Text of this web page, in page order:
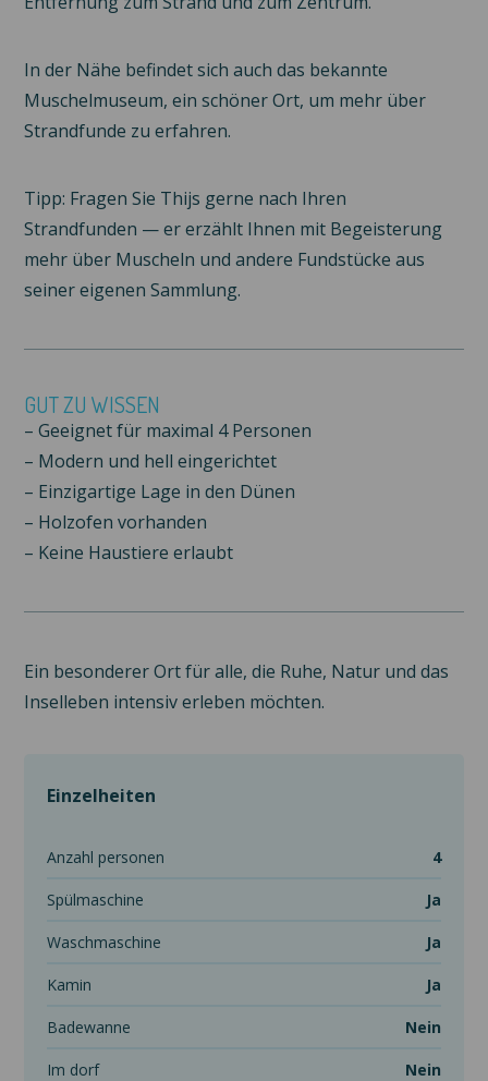
In der Nähe befindet sich auch das bekannte
Muschelmuseum, ein schöner Ort, um mehr über
Strandfunde zu erfahren.
Tipp: Fragen Sie Thijs gerne nach Ihren
Strandfunden — er erzählt Ihnen mit Begeisterung
mehr über Muscheln und andere Fundstücke aus
seiner eigenen Sammlung.
GUT ZU WISSEN
– Geeignet für maximal 4 Personen
– Modern und hell eingerichtet
– Einzigartige Lage in den Dünen
– Holzofen vorhanden
– Keine Haustiere erlaubt
Ein besonderer Ort für alle, die Ruhe, Natur und das
Inselleben intensiv erleben möchten.
Einzelheiten
anzahl personen 4
spülmaschine Ja
waschmaschine Ja
kamin Ja
badewanne Nein
im dorf Nein